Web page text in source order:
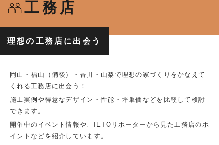
工務店
理想の工務店に出会う
岡山・福山（備後）・香川・山梨で理想の家づくりをかなえて
くれる工務店に出会う！
施工実例や得意なデザイン・性能・坪単価などを比較して検討
できます。
開催中のイベント情報や、IETOリポーターから見た工務店のポ
イントなどを紹介しています。